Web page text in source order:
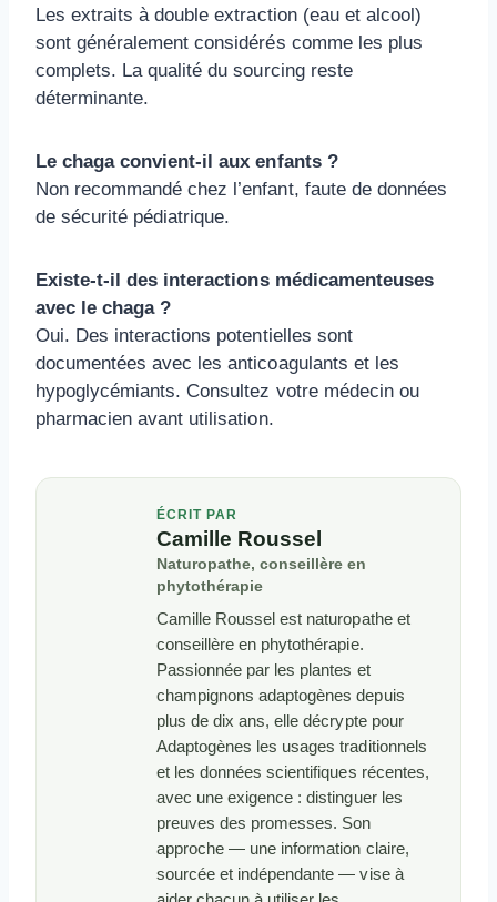
Les extraits à double extraction (eau et alcool)
sont généralement considérés comme les plus
complets. La qualité du sourcing reste
déterminante.
Le chaga convient-il aux enfants ?
Non recommandé chez l’enfant, faute de données
de sécurité pédiatrique.
Existe-t-il des interactions médicamenteuses
avec le chaga ?
Oui. Des interactions potentielles sont
documentées avec les anticoagulants et les
hypoglycémiants. Consultez votre médecin ou
pharmacien avant utilisation.
ÉCRIT PAR
Camille Roussel
Naturopathe, conseillère en
phytothérapie
Camille Roussel est naturopathe et
conseillère en phytothérapie.
Passionnée par les plantes et
champignons adaptogènes depuis
plus de dix ans, elle décrypte pour
Adaptogènes les usages traditionnels
et les données scientifiques récentes,
avec une exigence : distinguer les
preuves des promesses. Son
approche — une information claire,
sourcée et indépendante — vise à